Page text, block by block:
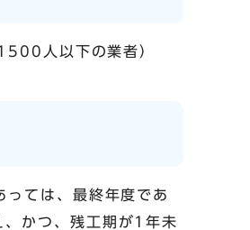
人以下の業者）
ては、最終年度であ
、かつ、残工期が1年未